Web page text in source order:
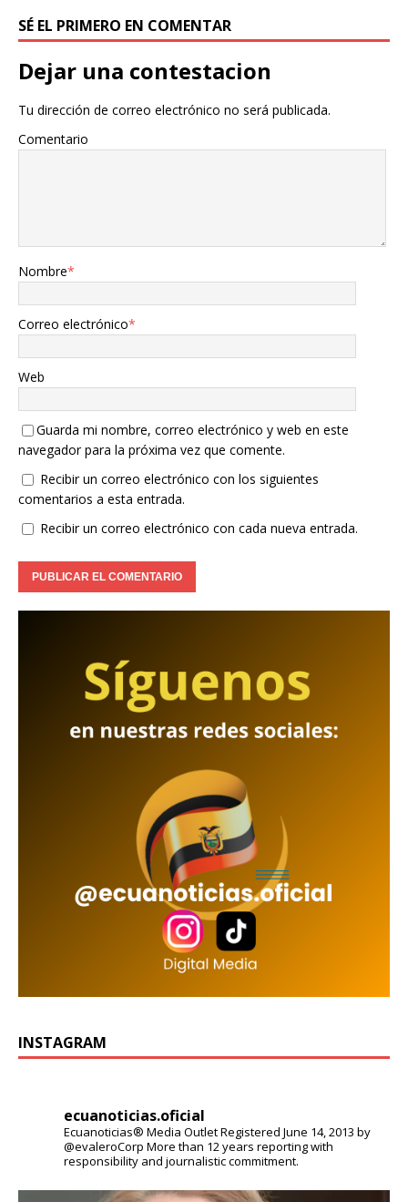
SÉ EL PRIMERO EN COMENTAR
Dejar una contestacion
Tu dirección de correo electrónico no será publicada.
Comentario
Nombre*
Correo electrónico*
Web
Guarda mi nombre, correo electrónico y web en este
navegador para la próxima vez que comente.
Recibir un correo electrónico con los siguientes
comentarios a esta entrada.
Recibir un correo electrónico con cada nueva entrada.
INSTAGRAM
ecuanoticias.oficial
Ecuanoticias® Media OutletRegistered June 14, 2013 by
@evaleroCorp More than 12 years reporting with
responsibility and journalistic commitment.